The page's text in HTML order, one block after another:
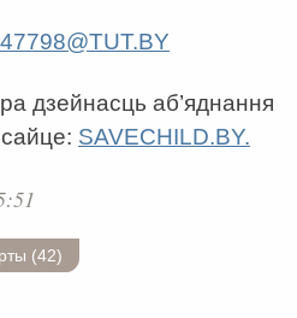
дзейнасць аб’яднання
SAVECHILD.BY.
(42)